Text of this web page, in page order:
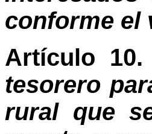
conforme el
Artículo 10.
tesorero
rural que